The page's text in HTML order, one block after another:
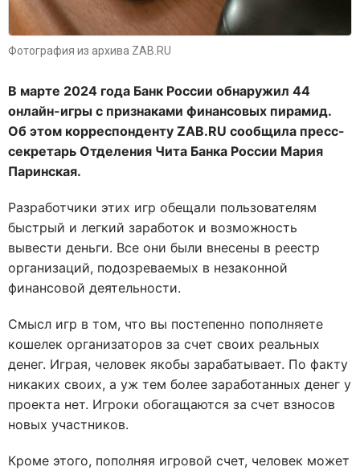
Фотография из архива ZAB.RU
В марте 2024 года Банк России обнаружил 44
онлайн-игры с признаками финансовых пирамид.
Об этом корреспонденту ZAB.RU сообщила пресс-
секретарь Отделения Чита Банка России Мария
Паринская.
Разработчики этих игр обещали пользователям
быстрый и легкий заработок и возможность
вывести деньги. Все они были внесены в реестр
организаций, подозреваемых в незаконной
финансовой деятельности.
Смысл игр в том, что вы постепенно пополняете
кошелек организаторов за счет своих реальных
денег. Играя, человек якобы зарабатывает. По факту
никаких своих, а уж тем более заработанных денег у
проекта нет. Игроки обогащаются за счет взносов
новых участников.
Кроме этого, пополняя игровой счет, человек может